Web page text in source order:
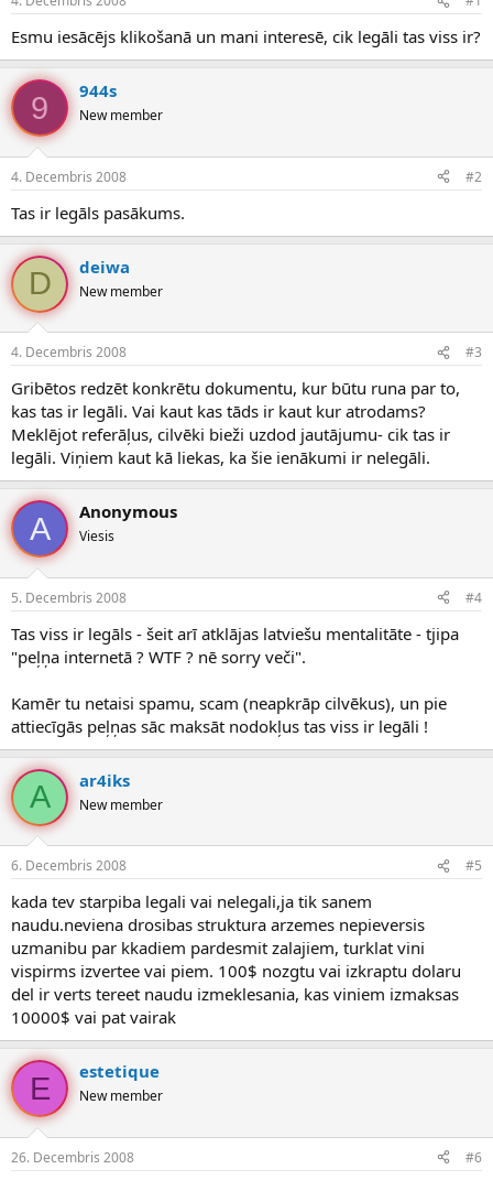
n
u
s
ā
c
ē
j
s
a
t
u
s
Esmu iesācējs klikošanā un mani interesē, cik legāli tas viss ir?
9 944s
New member
4. Decembris 2008 #2
Tas ir legāls pasākums.
D deiwa
New member
4. Decembris 2008 #3
Gribētos redzēt konkrētu dokumentu, kur būtu runa par to,
kas tas ir legāli. Vai kaut kas tāds ir kaut kur atrodams?
Meklējot referāļus, cilvēki bieži uzdod jautājumu- cik tas ir
legāli. Viņiem kaut kā liekas, ka šie ienākumi ir nelegāli.
A Anonymous
Viesis
5. Decembris 2008 #4
Tas viss ir legāls - šeit arī atklājas latviešu mentalitāte - tjipa
"peļņa internetā ? WTF ? nē sorry veči".
Kamēr tu netaisi spamu, scam (neapkrāp cilvēkus), un pie
attiecīgās peļņas sāc maksāt nodokļus tas viss ir legāli !
A ar4iks
New member
6. Decembris 2008 #5
kada tev starpiba legali vai nelegali,ja tik sanem
naudu.neviena drosibas struktura arzemes nepieversis
uzmanibu par kkadiem pardesmit zalajiem, turklat vini
vispirms izvertee vai piem. 100$ nozgtu vai izkraptu dolaru
del ir verts tereet naudu izmeklesania, kas viniem izmaksas
10000$ vai pat vairak
E estetique
New member
26. Decembris 2008 #6